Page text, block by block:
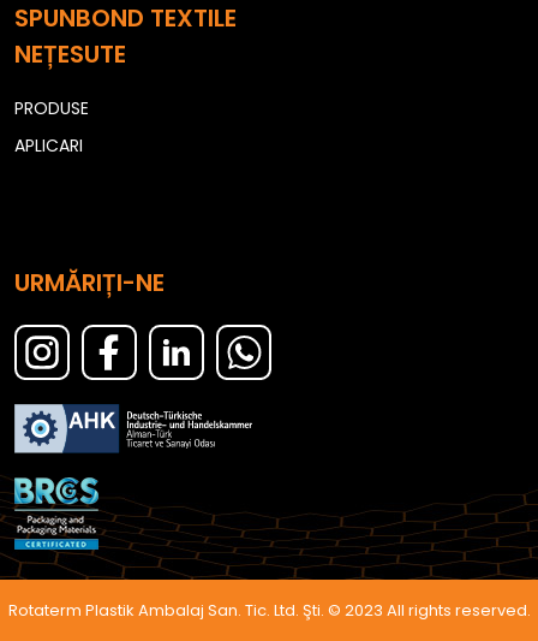
SPUNBOND TEXTILE
NEȚESUTE
PRODUSE
APLICARI
URMĂRIȚI-NE
Rotaterm Plastik Ambalaj San. Tic. Ltd. Şti. © 2023 All rights reserved.